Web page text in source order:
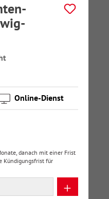
Online-Dienst
danach mit einer Frist
Kündigungsfrist für
den gewünschten